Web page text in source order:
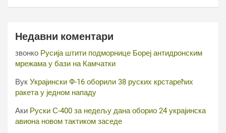
Недавни коментари
звонко Русија штити подморнице Бореј антидронским
мрежама у бази на Камчатки
Вук Украјински Ф-16 оборили 38 руских крстарећих
ракета у једном нападу
Аки Руски С-400 за недељу дана оборио 24 украјинска
авиона новом тактиком заседе